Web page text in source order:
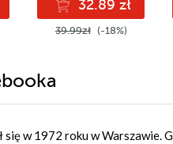
32.89 zł
39.99zł (-18%)
się w 1972 roku w Warszawie.